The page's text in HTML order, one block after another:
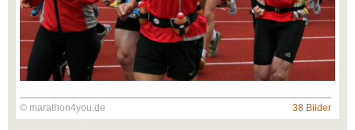
© marathon4you.de 38 Bilder